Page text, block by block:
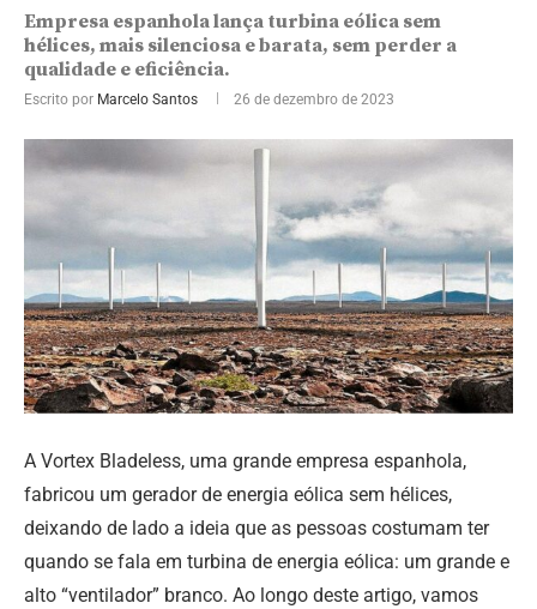
Empresa espanhola lança turbina eólica sem
hélices, mais silenciosa e barata, sem perder a
qualidade e eficiência.
Escrito por Marcelo Santos 26 de dezembro de 2023
A Vortex Bladeless, uma grande empresa espanhola,
fabricou um gerador de energia eólica sem hélices,
deixando de lado a ideia que as pessoas costumam ter
quando se fala em turbina de energia eólica: um grande e
alto “ventilador” branco. Ao longo deste artigo, vamos